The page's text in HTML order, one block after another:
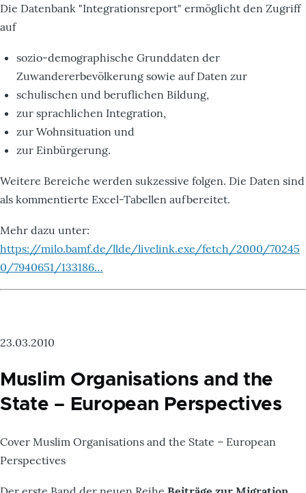
Die Datenbank "Integrationsreport" ermöglicht den Zugriff
auf
sozio-demographische Grunddaten der
Zuwandererbevölkerung sowie auf Daten zur
schulischen und beruflichen Bildung,
zur sprachlichen Integration,
zur Wohnsituation und
zur Einbürgerung.
Weitere Bereiche werden sukzessive folgen. Die Daten sind
als kommentierte Excel-Tabellen aufbereitet.
Mehr dazu unter:
https://milo.bamf.de/llde/livelink.exe/fetch/2000/70245
0/7940651/133186…
23.03.2010
Muslim Organisations and the
State – European Perspectives
Cover Muslim Organisations and the State – European
Perspectives